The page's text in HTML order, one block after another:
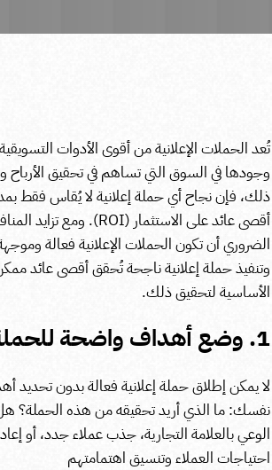
تُعد الحملات الإعلانية من أقوى الأدوات التسويقية
وجودها في السوق التي تساهم في تحقيق الأرباح
ذلك، فإن نجاح أي حملة إعلانية لا يُقاس فقط
أقصى عائد على الاستثمار (ROI).
ومع تزايد
الضروري أن تكون الحملات الإعلانية فعالة
وتنفيذ حملة إعلانية ناجحة تُحقق أقصى عائد
الأساسية لتحقيق ذلك.
1. وضع أهداف واضحة للحملة الإعلانية
لا يمكن إطلاق حملة إعلانية فعالة بدون
نفسك: ما الذي أريد تحقيقه من هذه الحملة؟ هل
الوعي بالعلامة التجارية، جذب عملاء جدد، أو
احتياجات العملاء وتنسيق اهتمامتهم